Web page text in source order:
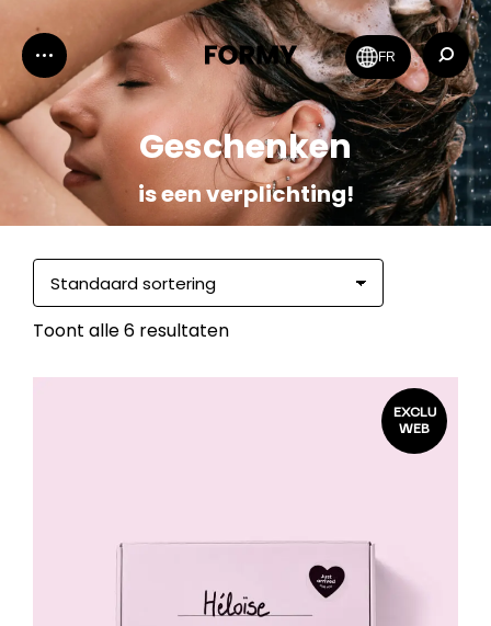
FR
Zoeken:
Geschenken
is een verplichting!
Toont alle 6 resultaten
EXCLU
WEB